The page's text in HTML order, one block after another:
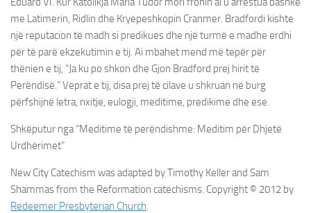
me Latimerin, Ridlin dhe Kryepeshkopin Cranmer. Bradfordi kishte
një reputacion të madh si predikues dhe një turmë e madhe erdhi
për të parë ekzekutimin e tij. Ai mbahet mend më tepër për
thënien e tij, “Ja ku po shkon dhe Gjon Bradford prej hirit të
Perëndisë.” Veprat e tij, disa prej të cilave u shkruan në burg
përfshijnë letra, nxitje, eulogji, meditime, predikime dhe ese.
Shkëputur nga “Meditime të perëndishme: Meditim për Dhjetë
Urdhërimet”
New City Catechism was adapted by Timothy Keller and Sam
Shammas from the Reformation catechisms. Copyright © 2012 by
Redeemer Presbyterian Church.